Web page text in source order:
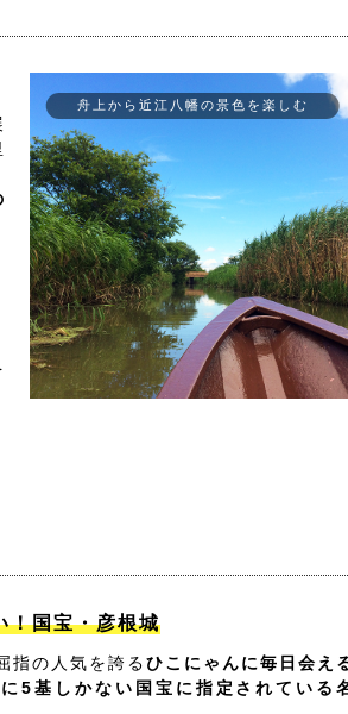
舟上から近江八幡の景色を楽しむ
！国宝・彦根城
指の人気を誇るひこにゃんに毎日会え
5基しかない国宝に指定されている